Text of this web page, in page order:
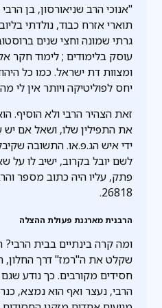
"אנוכי הרב שניאורסון, בן
תוארי אזרח כבוד, נולדתי
גרתי שמונה וחצי שנים
עוסק בלימודים ; לימוד חקר
ומצוות דת ישראל. כמו כל
יחס לפוליטיקה ויותר אין לי
זאת הצהיר הרבי ולא הוסיף.
את התפילין שלו, ושאל אם
ידי איש הג.פ.או. התשובה
לשם יובל בקרוב, ישיב לו על
פתק, עליו היה כתוב מספר
26818.
הרבנית מארגנת פעולת ההצלה
ומה קרה בינתיים בבית הרבי?
שקלט את ה"רמז" דרך החלון,
חסידים מקורבים. כך נודע
הרבי, נעצר ואף הוא נמצא,